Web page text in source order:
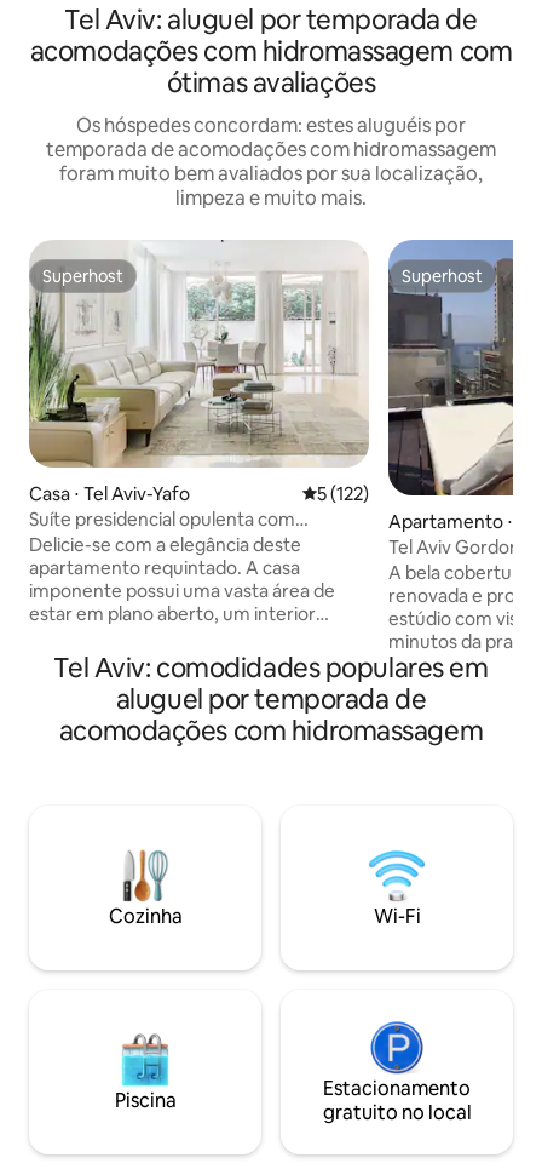
Tel Aviv: aluguel por temporada de
acomodações com hidromassagem com
ótimas avaliações
Os hóspedes concordam: estes aluguéis por
temporada de acomodações com hidromassagem
foram muito bem avaliados por sua localização,
limpeza e muito mais.
Superhost
Superhost
Casa ⋅ Tel Aviv-Yafo 5 de uma avaliação média de
5 (122)
Suíte presidencial opulenta com
banheira de hidromassagem
Delicie-se com a elegância deste
apartamento requintado. A casa
imponente possui uma vasta área de
estar em plano aberto, um interior
contrastado por acabamentos em
madeira, uma estética minimalista, uma
sauna privada, jacuzzi privado e um pátio
envolvente com churrasqueira. Nosso
apartamento fica a um minuto a pé da
fica a um minuto a pé da praça Dizinghof
e a seis minutos a pé da praia .
Restaurantes e cafés estão por toda
parte. Demora cerca de 25 a 30 minutos
(direção oposta)
Superhost
Superhost
Apartamento ⋅
o
Tel Aviv Gordon
Aviv Israel
A bela cobertura
renovada e
estúdio com vista
minutos da praia
hotel (Sheraton,
metros
mobilados e
gastar uma
2 minutos a pé.
Dizengof e o
estão a passo de
Tel Aviv: comodidades populares em
aluguel por temporada de
acomodações com hidromassagem
Cozinha Wi-Fi
Piscina
Estacionamento
gratuito no local